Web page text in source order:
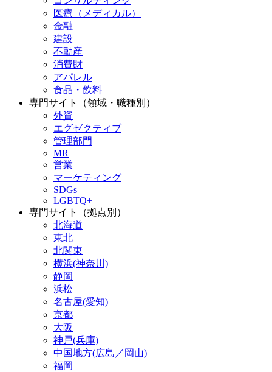
医療（メディカル）
金融
建設
不動産
消費財
アパレル
食品・飲料
専門サイト（領域・職種別）
外資
エグゼクティブ
管理部門
MR
営業
マーケティング
SDGs
LGBTQ+
専門サイト（拠点別）
北海道
東北
北関東
横浜(神奈川)
静岡
浜松
名古屋(愛知)
京都
大阪
神戸(兵庫)
中国地方(広島／岡山)
福岡